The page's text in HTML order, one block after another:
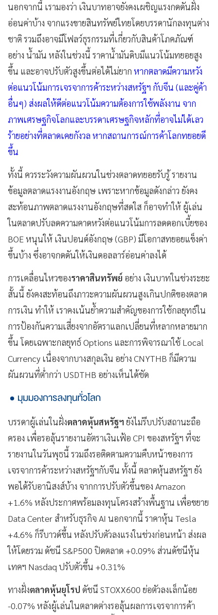
นอกจากนี้ เรามองว่า เงินบาทอาจยังคงเผชิญแรงกดดันฝั่ง
อ่อนค่าบ้าง จากแรงขายสินทรัพย์ไทยโดยบรรดานักลงทุนต่าง
ชาติ รวมถึงอาจมีโฟลว์ธุรกรรมที่เกี่ยวกับสินค้าโภคภัณฑ์
อย่าง น้ำมัน หลังในช่วงนี้ ราคาน้ำมันดิบมีแนวโน้มทยอยสูง
ขึ้น และอาจปรับตัวสูงขึ้นต่อได้ไม่ยาก หากตลาดมีความหวัง
ต่อแนวโน้มการเจรจาการค้าระหว่างสหรัฐฯ กับจีน (และคู่ค้า
อื่นๆ) ส่งผลให้ดีต่อแนวโน้มความต้องการใช้พลังงาน จาก
ภาพเศรษฐกิจโลกและบรรดาเศรษฐกิจหลักที่อาจไม่ได้เลว
ร้ายอย่างที่ตลาดเคยกังวล หากสถานการณ์การค้าโลกทยอยดี
ขึ้น
ทั้งนี้ ควรระวังความผันผวนในช่วงตลาดทยอยรับรู้ รายงาน
ข้อมูลตลาดแรงงานอังกฤษ เพราะหากข้อมูลดังกล่าว ยังคง
สะท้อนภาพตลาดแรงงานอังกฤษที่สดใส ก็อาจทำให้ ผู้เล่น
ในตลาดปรับลดความคาดหวังต่อแนวโน้มการลดดอกเบี้ยของ
BOE หนุนให้ เงินปอนด์อังกฤษ (GBP) มีโอกาสทยอยแข็งค่า
ขึ้นบ้าง ซึ่งอาจกดดันให้เงินดอลลาร์อ่อนค่าลงได้
การเคลื่อนไหวของราคาสินทรัพย์ อย่าง เงินบาทในช่วงระยะ
สั้นนี้ ยังคงสะท้อนถึงภาวะความผันผวนสูงเกินปกติของตลาด
การเงิน ทำให้ เราคงเน้นย้ำความสำคัญของการใช้กลยุทธ์ใน
การป้องกันความเสี่ยงจากอัตราแลกเปลี่ยนที่หลากหลายมาก
ขึ้น โดยเฉพาะกลยุทธ์ Options และการพิจารณาใช้ Local
Currency เนื่องจากบางสกุลเงิน อย่าง CNYTHB ก็มีความ
ผันผวนที่ต่ำกว่า USDTHB อย่างเห็นได้ชัด
มุมมองการลงทุนทั่วโลก
บรรดาผู้เล่นในฝั่งตลาดหุ้นสหรัฐฯ ยังไม่รีบปรับสถานะถือ
ครอง เพื่อรอลุ้นรายงานอัตราเงินเฟ้อ CPI ของสหรัฐฯ ที่จะ
รายงานในวันพุธนี้ รวมถึงรอติดตามความคืบหน้าของการ
เจรจาการค้าระหว่างสหรัฐฯกับจีน ทั้งนี้ ตลาดหุ้นสหรัฐฯ ยัง
พอได้รับอานิสงส์บ้าง จากการปรับตัวขึ้นของ Amazon
+1.6% หลังประกาศพร้อมลงทุนโครงสร้างพื้นฐาน เพื่อขยาย
Data Center สำหรับธุรกิจ AI นอกจากนี้ ราคาหุ้น Tesla
+4.6% ก็รีบาวด์ขึ้น หลังปรับตัวลงแรงในช่วงก่อนหน้า ส่งผล
ให้โดยรวม ดัชนี S&P500 ปิดตลาด +0.09% ส่วนดัชนีหุ้น
เทคฯ Nasdaq ปรับตัวขึ้น +0.31%
ทางฝั่งตลาดหุ้นยุโรป ดัชนี STOXX600 ย่อตัวลงเล็กน้อย
-0.07% หลังผู้เล่นในตลาดต่างรอลุ้นผลการเจรจาการค้า